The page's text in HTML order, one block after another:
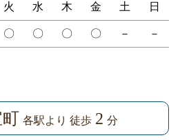
火 水 木 金 土 日
〇 〇 〇 〇 － －
各駅より 徒歩 2 分